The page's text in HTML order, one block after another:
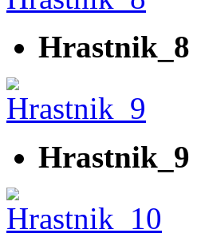
Hrastnik_8
Hrastnik_9